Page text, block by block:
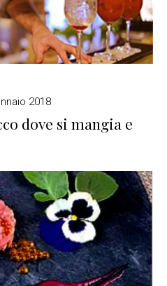
2018
dove si mangia e